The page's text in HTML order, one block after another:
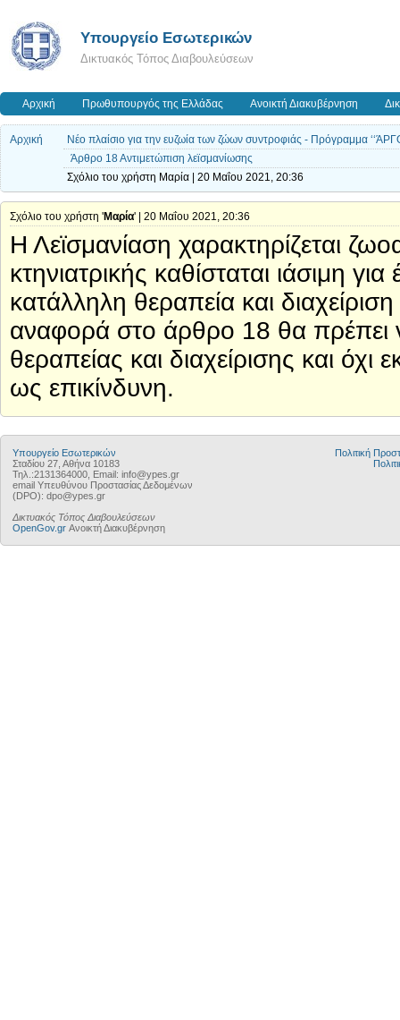
Υπουργείο Εσωτερικών
Δικτυακός Τόπος Διαβουλεύσεων
Αρχική Πρωθυπουργός της Ελλάδας Ανοικτή Διακυβέρνηση
Αρχική
Νέο πλαίσιο για την ευζωία των ζώων συντροφιάς - Πρόγραμμα
Άρθρο 18 Αντιμετώπιση λεϊσμανίωσης
Σχόλιο του χρήστη Μαρία | 20 Μαΐου 2021, 20:36
Σχόλιο του χρήστη 'Μαρία' | 20 Μαΐου 2021, 20:36
Η Λεϊσμανίαση χαρακτηρίζεται
κτηνιατρικής καθίσταται ιάσιμη
κατάλληλη θεραπεία και
αναφορά στο άρθρο 18 θα πρέπει
θεραπείας και διαχείρισης και όχι
ως επικίνδυνη.
Υπουργείο Εσωτερικών
Σταδίου 27, Αθήνα 10183
Τηλ.:2131364000, Email: info@ypes.gr
email Υπευθύνου Προστασίας Δεδομένων
(DPO): dpo@ypes.gr
Δικτυακός Τόπος Διαβουλεύσεων
OpenGov.gr Ανοικτή Διακυβέρνηση
Πολιτική